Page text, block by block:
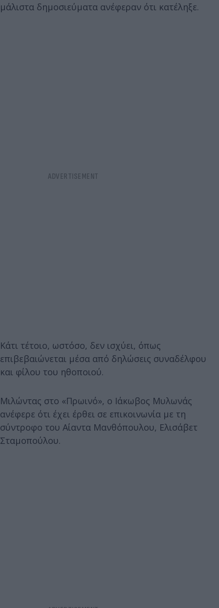
μάλιστα δημοσιεύματα ανέφεραν ότι κατέληξε.
Κάτι τέτοιο, ωστόσο, δεν ισχύει, όπως
επιβεβαιώνεται μέσα από δηλώσεις συναδέλφου
και φίλου του ηθοποιού.
Μιλώντας στο «Πρωινό», ο Ιάκωβος Μυλωνάς
ανέφερε ότι έχει έρθει σε επικοινωνία με τη
σύντροφο του Αίαντα Μανθόπουλου, Ελισάβετ
Σταμοπούλου.